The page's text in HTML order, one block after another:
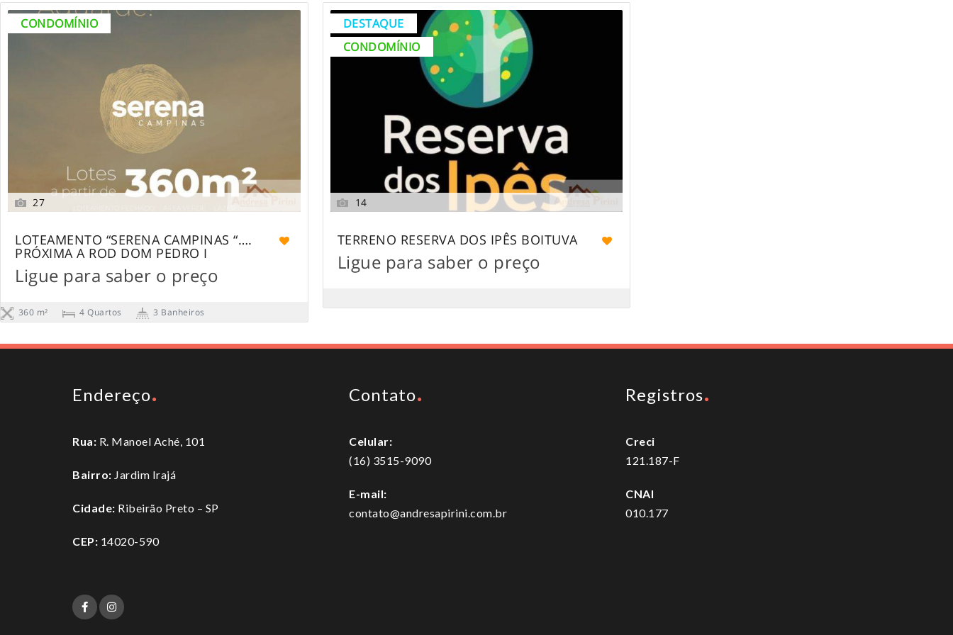
CONDOMÍNIO
27
LOTEAMENTO “SERENA CAMPINAS “….
PRÓXIMA A ROD DOM PEDRO I
Ligue para saber o preço
360 m² 4 Quartos 3 Banheiros
DESTAQUE
CONDOMÍNIO
14
TERRENO RESERVA DOS IPÊS BOITUVA
Ligue para saber o preço
Endereço
Rua: R. Manoel Aché, 101
Bairro: Jardim Irajá
Cidade: Ribeirão Preto – SP
CEP: 14020-590
Contato
Celular:
(16) 3515-9090
E-mail:
contato@andresapirini.com.br
Registros
Creci
121.187-F
CNAI
010.177